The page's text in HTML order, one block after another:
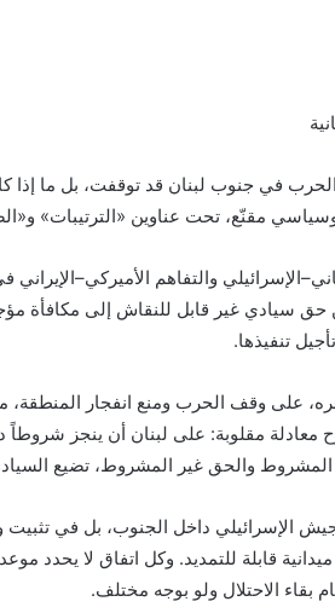
في جنوب لبنان قد توقفت، بل ما إذا
مقنّع، تحت عناوين «الترتيبات»
والتفاهم
حق سيادي غير قابل للنقاش إلى مكافأة
تنفيذها.
على وقف الحرب ومنع انفجار المنطقة،
معادلة مقلوبة: على لبنان أن ينجز شروطاً
المشروط والحق غير المشروط، تضيع
الإسرائيلي داخل الجنوب، بل في
قابلة للتمديد. وكل اتفاق لا يحدد
بقاء الاحتلال ولو بوجه مختلف.